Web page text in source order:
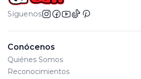
Síguenos
Conócenos
Quiénes Somos
Reconocimientos